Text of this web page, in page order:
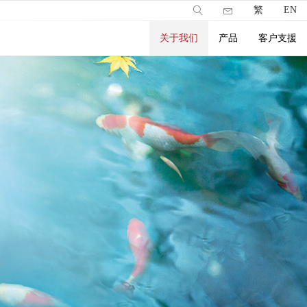
繁 EN
关于我们 产品 客户支援